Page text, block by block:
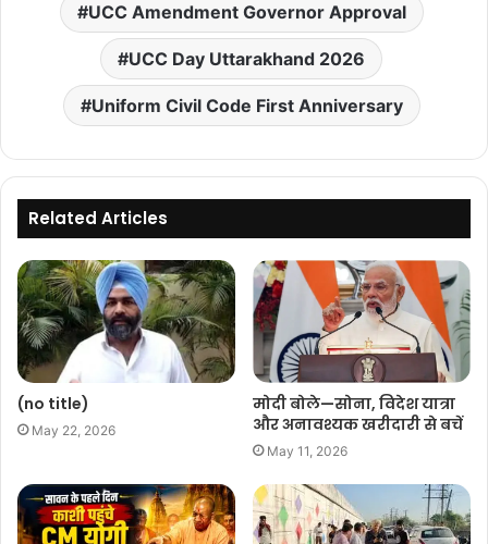
UCC Amendment Governor Approval
UCC Day Uttarakhand 2026
Uniform Civil Code First Anniversary
Related Articles
(no title)
May 22, 2026
मोदी बोले—सोना, विदेश यात्रा
और अनावश्यक खरीदारी से बचें
May 11, 2026